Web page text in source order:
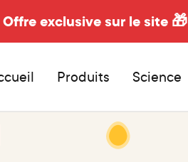
Offre exclusive sur le site 🎁
Produits Science